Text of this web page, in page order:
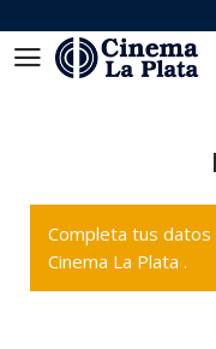
Completa tus datos
Cinema La Plata .